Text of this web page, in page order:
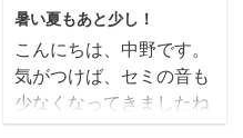
た人たちの笑顔に たくさ
んパワーをもらうことが
できました!(^^)! 連休中
もたくさんのお客様にご
来店頂きありがとうござ
暑い夏もあと少し！
こんにちは、中野です。
気がつけば、セミの音も
少なくなってきましたね
🌲 毎日暑いですが、ちゃ